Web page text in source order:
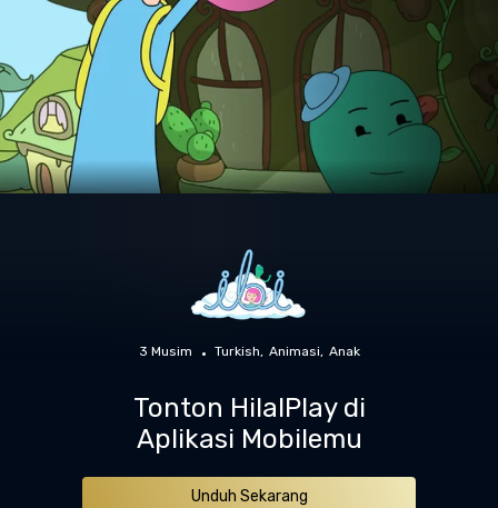
3 Musim Turkish Animasi Anak
Tonton HilalPlay di
Aplikasi Mobilemu
Unduh Sekarang